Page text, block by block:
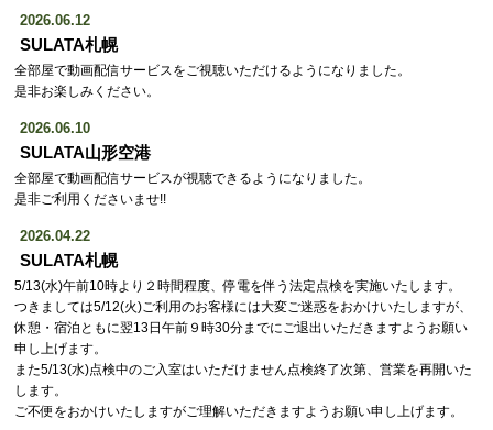
2026.06.12
SULATA札幌
全部屋で動画配信サービスをご視聴いただけるようになりました。
是非お楽しみください。
2026.06.10
SULATA山形空港
全部屋で動画配信サービスが視聴できるようになりました。
是非ご利用くださいませ!!
2026.04.22
SULATA札幌
5/13(水)午前10時より２時間程度、停電を伴う法定点検を実施いたします。
つきましては5/12(火)ご利用のお客様には大変ご迷惑をおかけいたしますが、
休憩・宿泊ともに翌13日午前９時30分までにご退出いただきますようお願い
申し上げます。
また5/13(水)点検中のご入室はいただけません点検終了次第、営業を再開いた
します。
ご不便をおかけいたしますがご理解いただきますようお願い申し上げます。